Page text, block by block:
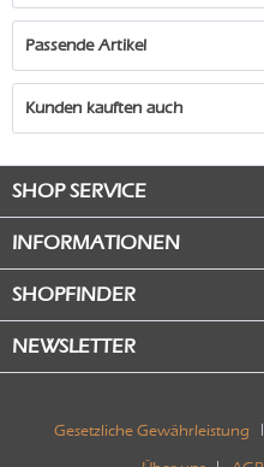
Passende Artikel
Kunden kauften auch
SHOP SERVICE
INFORMATIONEN
SHOPFINDER
NEWSLETTER
Gesetzliche Gewährleistung